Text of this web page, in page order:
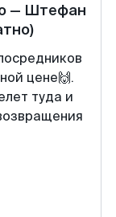
— Штефан
цене🙌.
туда и